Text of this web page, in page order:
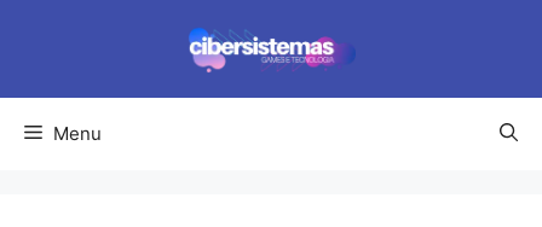
conteúdo
Menu